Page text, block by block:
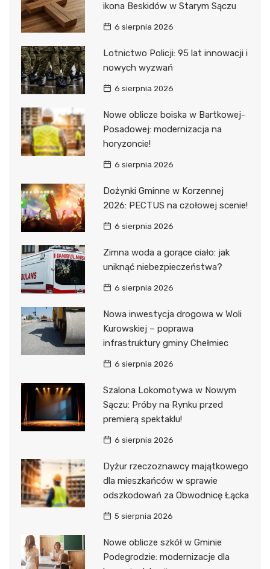
ikona Beskidów w Starym Sączu
6 sierpnia 2026
Lotnictwo Policji: 95 lat innowacji i
nowych wyzwań
6 sierpnia 2026
Nowe oblicze boiska w Bartkowej-
Posadowej: modernizacja na
horyzoncie!
6 sierpnia 2026
Dożynki Gminne w Korzennej
2026: PECTUS na czołowej scenie!
6 sierpnia 2026
Zimna woda a gorące ciało: jak
uniknąć niebezpieczeństwa?
6 sierpnia 2026
Nowa inwestycja drogowa w Woli
Kurowskiej – poprawa
infrastruktury gminy Chełmiec
6 sierpnia 2026
Szalona Lokomotywa w Nowym
Sączu: Próby na Rynku przed
premierą spektaklu!
6 sierpnia 2026
Dyżur rzeczoznawcy majątkowego
dla mieszkańców w sprawie
odszkodowań za Obwodnicę Łącka
5 sierpnia 2026
Nowe oblicze szkół w Gminie
Podegrodzie: modernizacje dla